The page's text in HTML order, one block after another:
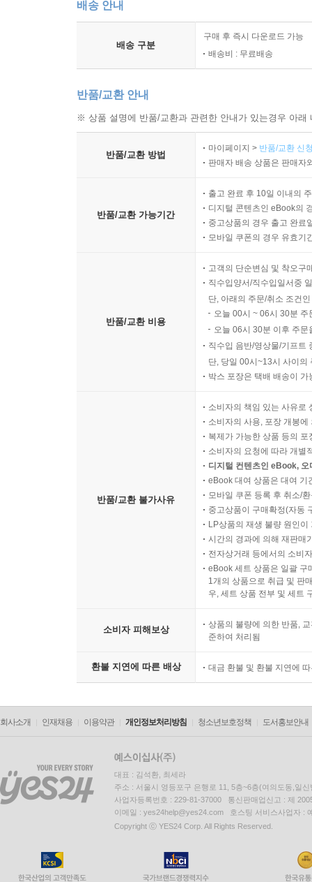
배송 안내
배송 구분
구매 후 즉시 다운로드 가능
배송비 : 무료배송
반품/교환 안내
※ 상품 설명에 반품/교환과 관련한 안내가 있는경우 아
반품/교환 방법
마이페이지 > 반품/교환 신
판매자 배송 상품은 판매자
반품/교환 가능기간
출고 완료 후 10일 이내의
디지털 콘텐츠인 eBook의
중고상품의 경우 출고 완료
모바일 쿠폰의 경우 유효기
반품/교환 비용
고객의 단순변심 및 착오구
직수입양서/직수입일서중
단, 아래의 주문/취소 조건
오늘 00시 ~ 06시 30분
오늘 06시 30분 이후 주
직수입 음반/영상물/기프트
단, 당일 00시~13시 사이의
박스 포장은 택배 배송이
반품/교환 불가사유
소비자의 책임 있는 사유로
소비자의 사용, 포장 개봉
복제가 가능한 상품 등의
소비자의 요청에 따라 개별
디지털 컨텐츠인 eBook,
eBook 대여 상품은 대여 기
모바일 쿠폰 등록 후 취소/
중고상품이 구매확정(자동
LP상품의 재생 불량 원인
시간의 경과에 의해 재판매
전자상거래 등에서의 소비
eBook 세트 상품은 일괄 구
1개의 상품으로 취급 및 판
우, 세트 상품 전부 및 세트
소비자 피해보상
상품의 불량에 의한 반품,
준하여 처리됨
환불 지연에 따른 배상 대금 환불 및 환불 지연에
회사소개 인재채용 이용약관 개인정보처리방침 청소년보호정책 도서홍보안내
대표 : 김석환, 최세라
주소 : 서울시 영등포구 은행로 11, 5층~6층(여의도동,일신
사업자등록번호 : 229-81-37000 통신판매업신고 : 제
이메일 : yes24help@yes24.com 호스팅 서비스사업자 :
Copyright ⓒ YES24 Corp. All Rights Reserved.